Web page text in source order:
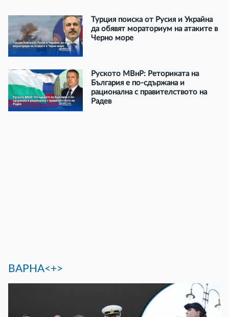
Турция поиска от Русия и Украйна
да обявят мораториум на атаките в
Черно море
Руското МВнР: Реториката на
България е по-сдържана и
рационална с правителството на
Радев
ВАРНА<+>